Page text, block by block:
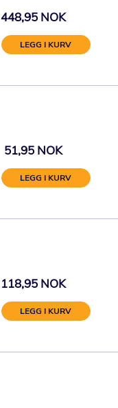
448,95 NOK
LEGG I KURV
51,95 NOK
LEGG I KURV
118,95 NOK
LEGG I KURV